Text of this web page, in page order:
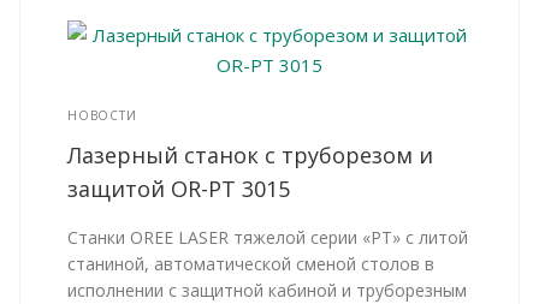
НОВОСТИ
Лазерный станок с труборезом и
защитой OR-РТ 3015
Станки OREE LASER тяжелой серии «PТ» с литой
станиной, автоматической сменой столов в
исполнении с защитной кабиной и труборезным